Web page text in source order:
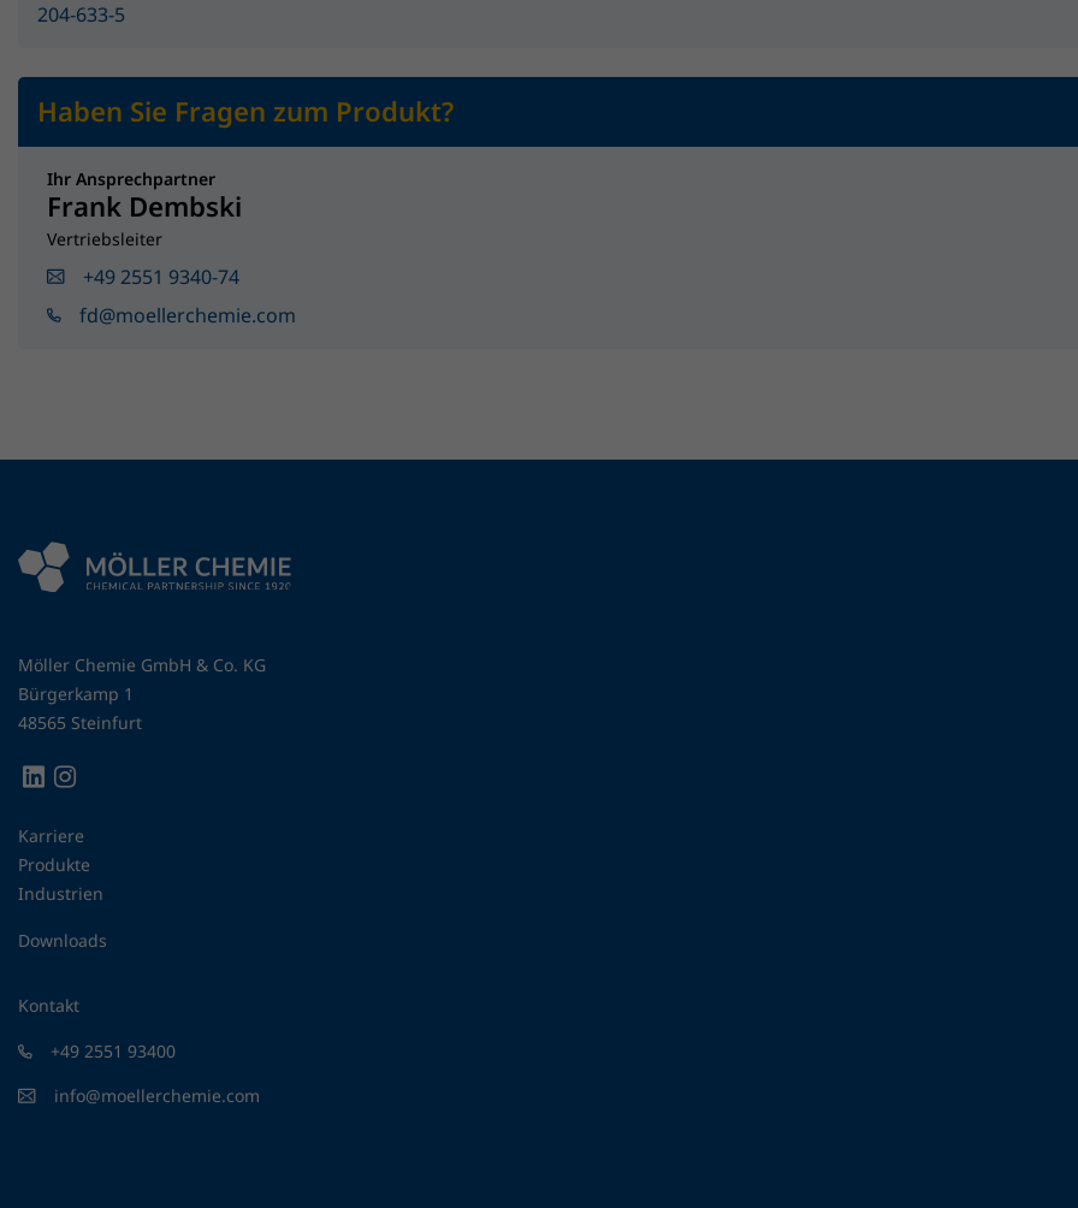
204-633-5
Haben Sie Fragen zum Produkt?
Ihr Ansprechpartner
Frank Dembski
Vertriebsleiter
+49 2551 9340-74
fd@moellerchemie.com
Möller Chemie GmbH & Co. KG
Bürgerkamp 1
48565 Steinfurt
Karriere
Produkte
Industrien
Downloads
Kontakt
+49 2551 93400
info@moellerchemie.com